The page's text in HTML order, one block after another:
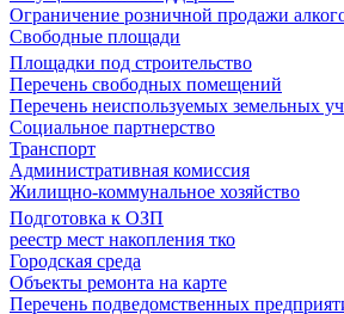
Ограничение розничной продажи
Свободные площади
Площадки под строительство
Перечень свободных помещений
Перечень неиспользуемых земельных
Социальное партнерство
Транспорт
Административная комиссия
Жилищно-коммунальное хозяйство
Подготовка к ОЗП
реестр мест накопления тко
Городская среда
Объекты ремонта на карте
Перечень подведомственных